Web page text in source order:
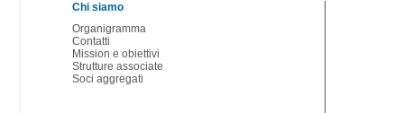
Chi siamo
Organigramma
Contatti
Mission e obiettivi
Strutture associate
Soci aggregati